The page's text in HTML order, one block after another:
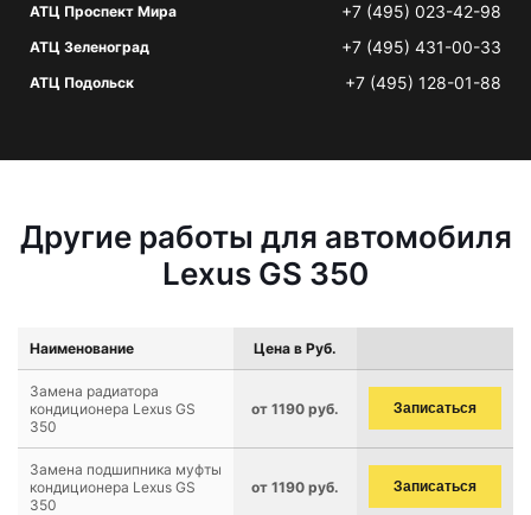
АТЦ Проспект Мира +7 (495) 023-42-98
АТЦ Зеленоград +7 (495) 431-00-33
АТЦ Подольск +7 (495) 128-01-88
Другие работы для автомобиля
Lexus GS 350
Наименование Цена в Руб.
Замена радиатора
кондиционера Lexus GS
350
от 1190 руб. Записаться
Замена подшипника муфты
кондиционера Lexus GS
350
от 1190 руб. Записаться